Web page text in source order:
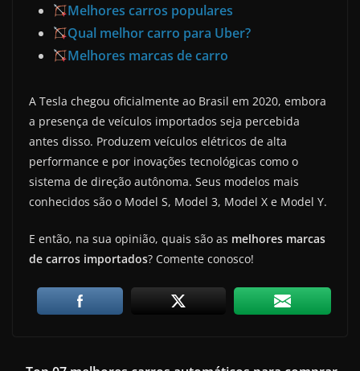
Melhores carros populares
Qual melhor carro para Uber?
Melhores marcas de carro
A Tesla chegou oficialmente ao Brasil em 2020, embora
a presença de veículos importados seja percebida
antes disso. Produzem veículos elétricos de alta
performance e por inovações tecnológicas como o
sistema de direção autônoma. Seus modelos mais
conhecidos são o Model S, Model 3, Model X e Model Y.
E então, na sua opinião, quais são as melhores marcas
de carros importados? Comente conosco!